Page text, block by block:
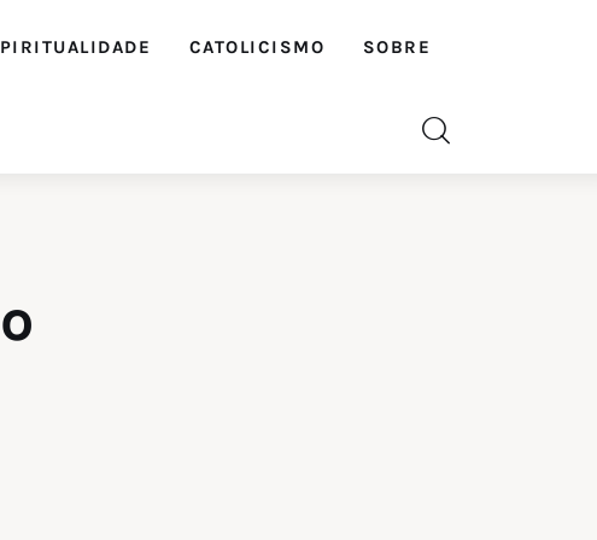
CATOLICISMO SOBRE